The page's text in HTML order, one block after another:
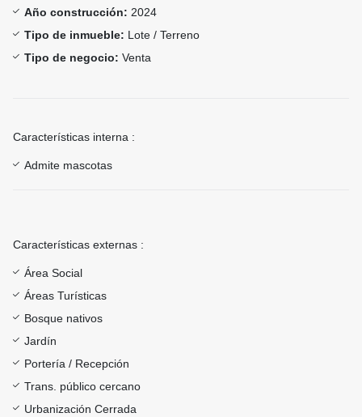
Año construcción: 2024
Tipo de inmueble: Lote / Terreno
Tipo de negocio: Venta
Características interna :
Admite mascotas
Características externas :
Área Social
Áreas Turísticas
Bosque nativos
Jardín
Portería / Recepción
Trans. público cercano
Urbanización Cerrada